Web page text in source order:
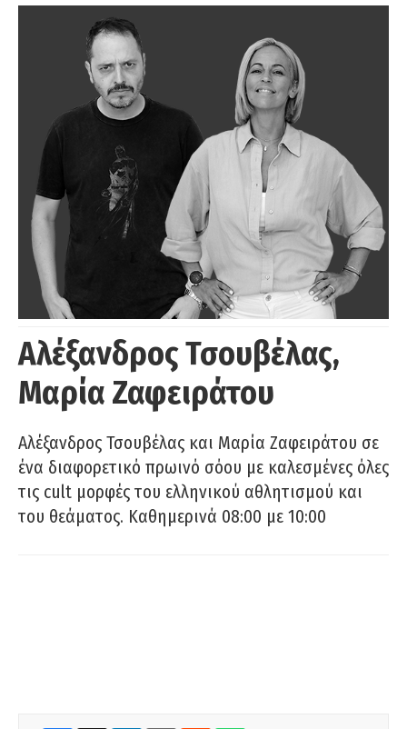
Αλέξανδρος Τσουβέλας,
Μαρία Ζαφειράτου
Αλέξανδρος Τσουβέλας και Μαρία Ζαφειράτου σε
ένα διαφορετικό πρωινό σόου με καλεσμένες όλες
τις cult μορφές του ελληνικού αθλητισμού και
του θεάματος. Καθημερινά 08:00 με 10:00